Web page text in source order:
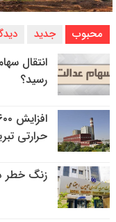
محبوب جدید
رسید؟
حرارتی
زنگ خطر